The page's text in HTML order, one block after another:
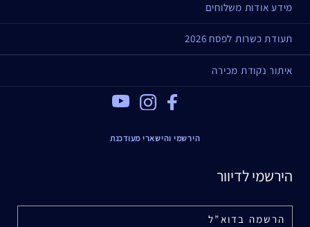
מידע אודות משלוחים
תעודת כשרות לפסח 2026
איתור נקודת מכירה
Facebook
הירשמי והישארי מעודכנת
הירשמי לדיוור